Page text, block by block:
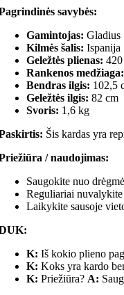
savybės:
Gamintojas: Gladius
Kilmės šalis: Ispanija
Geležtės plienas:
Rankenos medžiaga:
Bendras ilgis: 102,5
Geležtės ilgis: 82 cm
Svoris: 1,6 kg
Šis kardas yra
/ naudojimas:
Saugokite nuo
Reguliariai nuvalykite
Laikykite sausoje
K: Iš kokio plieno
K: Koks yra kardo
K: Priežiūra? A: